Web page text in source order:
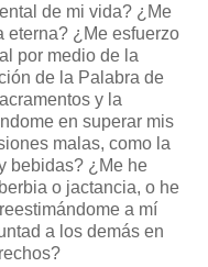
de mi vida? ¿Me
eterna? ¿Me esfuerzo
por medio de la
de la Palabra de
y la
en superar mis
malas, como la
bebidas? ¿Me he
o jactancia, o he
a mí
a los demás en